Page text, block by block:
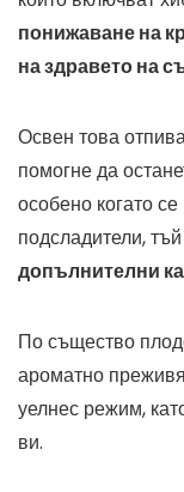
понижаване на
на здравето на
Освен това
помогне да
особено когато
подсладители,
допълнителни
По същество
ароматно
уелнес режим,
ви.